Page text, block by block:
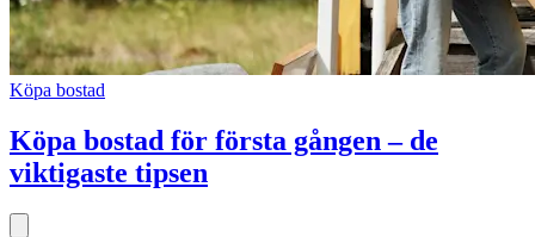
Köpa bostad
Köpa bostad för första gången – de
viktigaste tipsen